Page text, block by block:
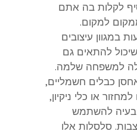
לקלות בה אתם
למקום.
במגוון עיצובים
להתאים גם
למשפחה שלמה.
כבלים חשמליים,
או כלי ניקיון,
להשתמש
סלסלות אלו